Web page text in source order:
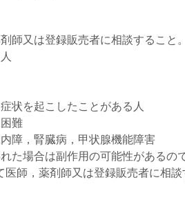
師又は登録販売者に相談すること。
状を起こしたことがある人
難
障，腎臓病，甲状腺機能障害
た場合は副作用の可能性があるの
師，薬剤師又は登録販売者に相談